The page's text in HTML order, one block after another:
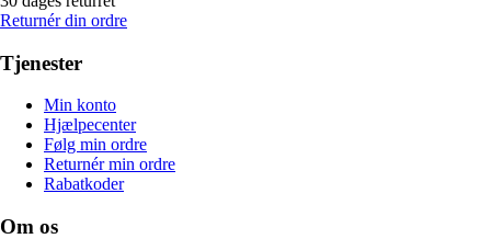
Returnér din ordre
Tjenester
Min konto
Hjælpecenter
Følg min ordre
Returnér min ordre
Rabatkoder
Om os